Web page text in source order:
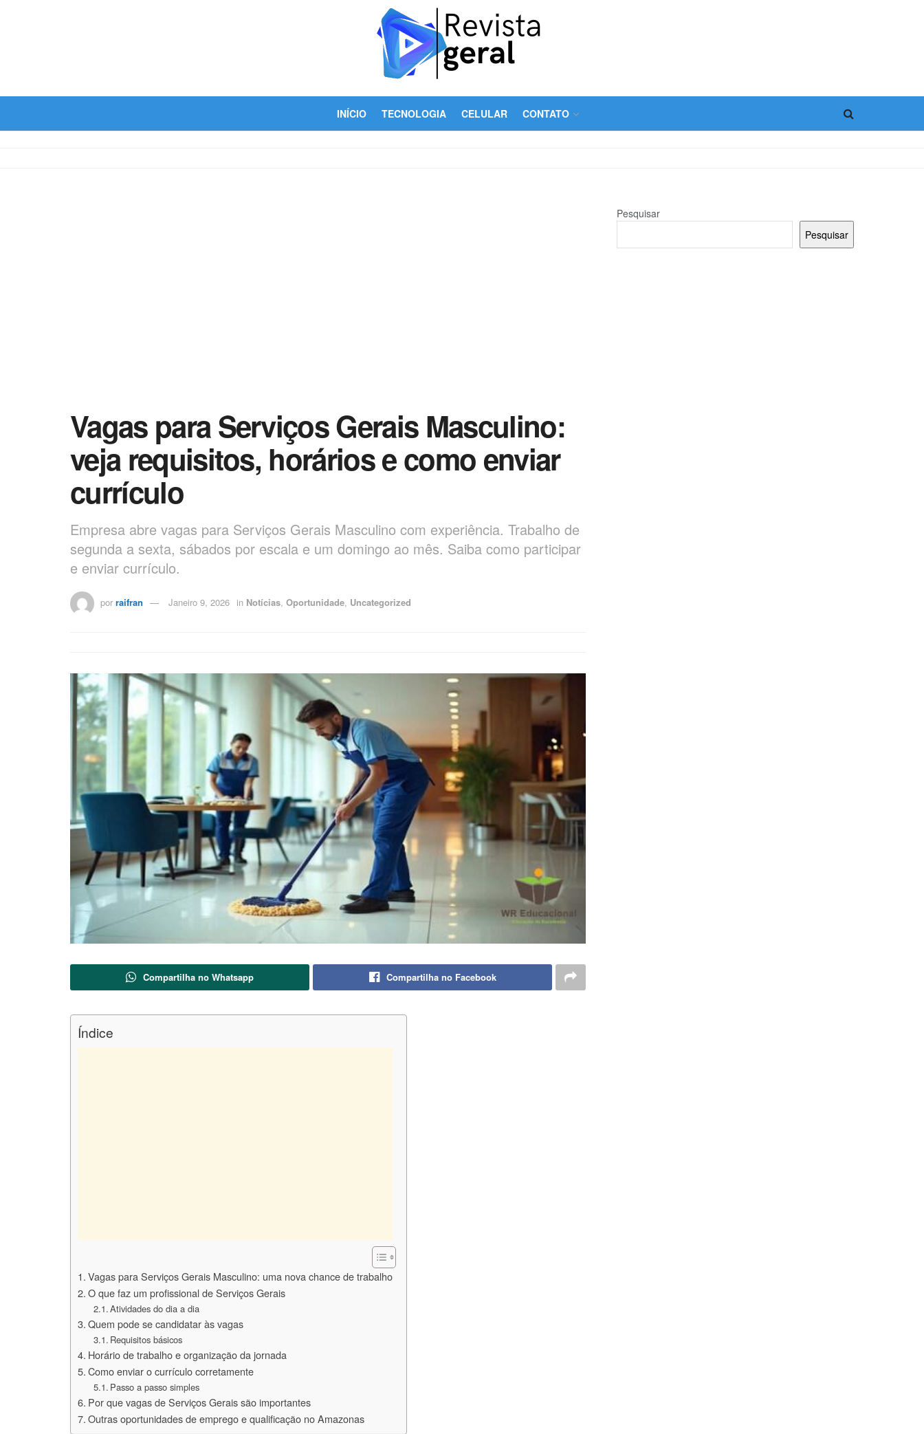
INÍCIO TECNOLOGIA CELULAR CONTATO
Vagas para Serviços Gerais Masculino:
veja requisitos, horários e como enviar
currículo
Empresa abre vagas para Serviços Gerais Masculino com experiência. Trabalho de
segunda a sexta, sábados por escala e um domingo ao mês. Saiba como participar
e enviar currículo.
por raifran Janeiro 9, 2026 in Notícias, Oportunidade, Uncategorized
Compartilha no Whatsapp Compartilha no Facebook
Índice
Vagas para Serviços Gerais Masculino: uma nova chance de trabalho
O que faz um profissional de Serviços Gerais
Atividades do dia a dia
Quem pode se candidatar às vagas
Requisitos básicos
Horário de trabalho e organização da jornada
Como enviar o currículo corretamente
Passo a passo simples
Por que vagas de Serviços Gerais são importantes
Outras oportunidades de emprego e qualificação no Amazonas
Pesquisar
Pesquisar